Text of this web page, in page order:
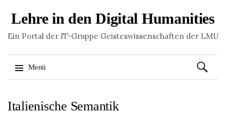
Lehre in den Digital Humanities
Ein Portal der IT-Gruppe Geisteswissenschaften der LMU
Menü
zum
Suchen
nach:
Italienische Semantik